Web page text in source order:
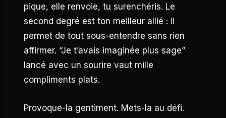
pique, elle renvoie, tu surenchéris. Le
second degré est ton meilleur allié : il
permet de tout sous-entendre sans rien
affirmer. “Je t’avais imaginée plus sage”
lancé avec un sourire vaut mille
compliments plats.
Provoque-la gentiment. Mets-la au défi.